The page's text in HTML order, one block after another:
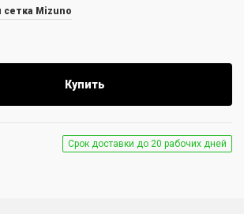
сетка Mizuno
Купить
Срок доставки до 20 рабочих дней